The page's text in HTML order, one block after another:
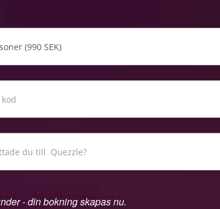
- din bokning skapas nu.